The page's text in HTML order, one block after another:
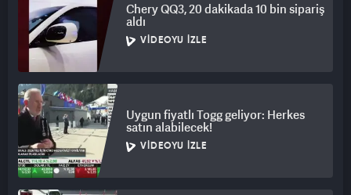
Chery QQ3, 20 dakikada 10 bin sipariş
aldı
VIDEOYU İZLE
Uygun fiyatlı Togg geliyor: Herkes
satın alabilecek!
VIDEOYU İZLE